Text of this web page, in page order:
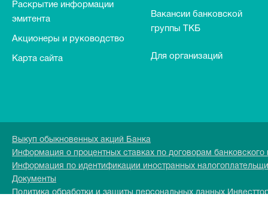
Раскрытие информации
эмитента
Акционеры и руководство
Карта сайта
Вакансии банковской
группы ТКБ
Для организаций
Выкуп обыкновенных акций Банка
Информация о процентных ставках по договорам
Информация по идентификации иностранных
Документы
Политика обработки и защиты персональных данных